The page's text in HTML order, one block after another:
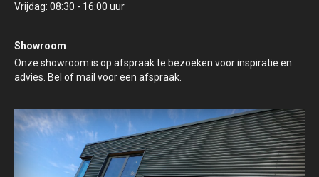
Vrijdag: 08:30 - 16:00 uur
Showroom
Onze showroom is op afspraak te bezoeken voor inspiratie en
advies. Bel of mail voor een afspraak.